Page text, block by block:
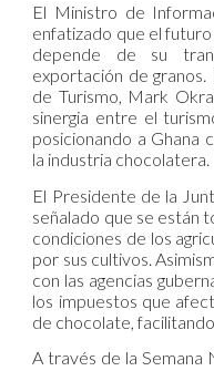
El Ministro de
enfatizado que el
depende de su
exportación de
de Turismo, Mark
sinergia entre el
posicionando a Ghana
la industria chocolatera.
El Presidente de la
señalado que se están
condiciones de los
por sus cultivos.
con las agencias
los impuestos que
de chocolate,
A través de la Semana